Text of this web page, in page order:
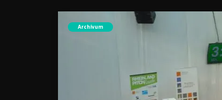
Archívum